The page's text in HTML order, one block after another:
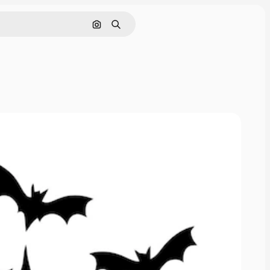
Поиск по изображению
Поиск